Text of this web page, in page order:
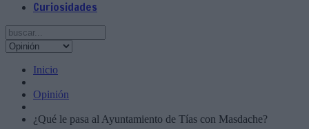
Curiosidades
Inicio
Opinión
¿Qué le pasa al Ayuntamiento de Tías con Masdache?